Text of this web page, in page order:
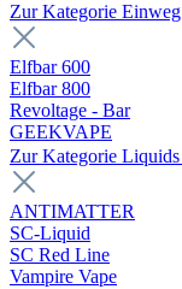
Zur Kategorie Einweg
Elfbar 600
Elfbar 800
Revoltage - Bar
GEEKVAPE
Zur Kategorie Liquids
ANTIMATTER
SC-Liquid
SC Red Line
Vampire Vape